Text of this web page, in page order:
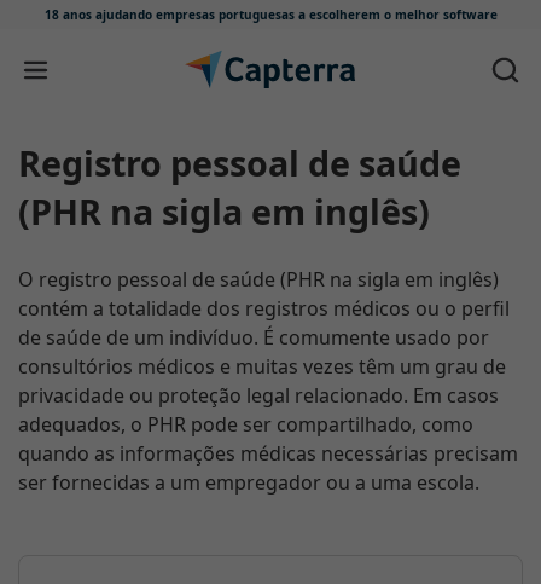
18 anos ajudando empresas portuguesas a escolherem o melhor software
Skip to content
Registro pessoal de saúde
(PHR na sigla em inglês)
O registro pessoal de saúde (PHR na sigla em inglês)
contém a totalidade dos registros médicos ou o perfil
de saúde de um indivíduo. É comumente usado por
consultórios médicos e muitas vezes têm um grau de
privacidade ou proteção legal relacionado. Em casos
adequados, o PHR pode ser compartilhado, como
quando as informações médicas necessárias precisam
ser fornecidas a um empregador ou a uma escola.